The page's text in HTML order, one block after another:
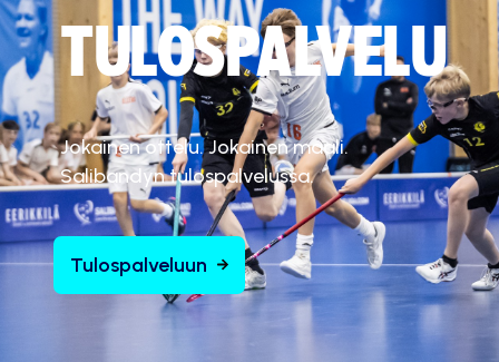
TULOSPALVELU
Jokainen ottelu. Jokainen maali.
Salibandyn tulospalvelussa.
Tulospalveluun